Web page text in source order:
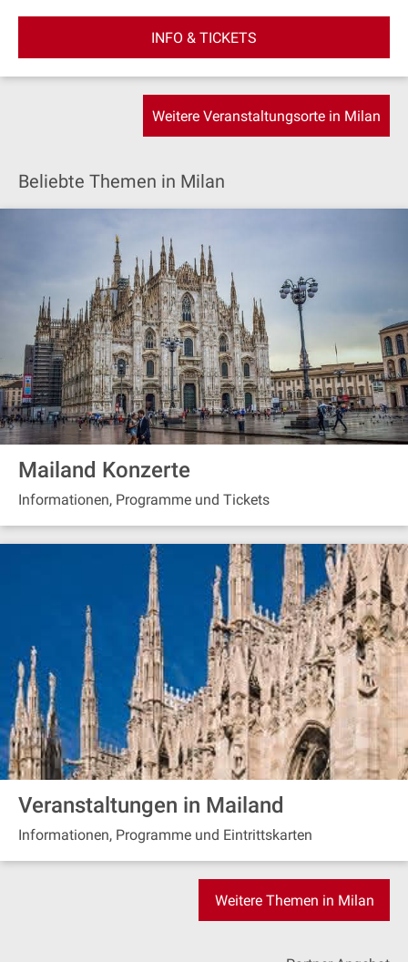
INFO & TICKETS
Weitere Veranstaltungsorte in Milan
Beliebte Themen in Milan
Mailand Konzerte
Informationen, Programme und Tickets
Veranstaltungen in Mailand
Informationen, Programme und Eintrittskarten
Weitere Themen in Milan